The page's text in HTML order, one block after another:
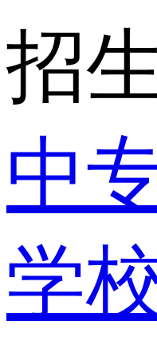
招
中
学